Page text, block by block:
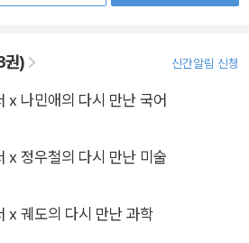
권) 신간알림 신청
x 나민애의 다시 만난 국어
x 정우철의 다시 만난 미술
x 궤도의 다시 만난 과학